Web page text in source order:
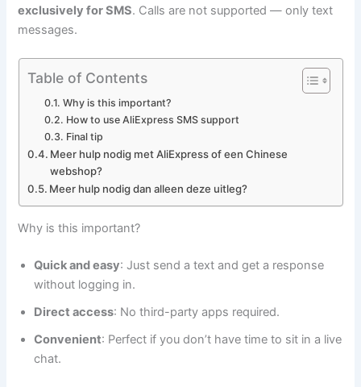
exclusively for SMS. Calls are not supported — only text
messages.
Table of Contents
Why is this important?
How to use AliExpress SMS support
Final tip
Meer hulp nodig met AliExpress of een Chinese
webshop?
Meer hulp nodig dan alleen deze uitleg?
Why is this important?
Quick and easy: Just send a text and get a response
without logging in.
Direct access: No third-party apps required.
Convenient: Perfect if you don’t have time to sit in a live
chat.